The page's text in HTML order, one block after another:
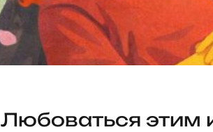
Любоваться этим